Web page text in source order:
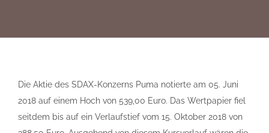
Die Aktie des SDAX-Konzerns Puma notierte am 05. Juni
2018 auf einem Hoch von 539,00 Euro. Das Wertpapier fiel
seitdem bis auf ein Verlaufstief vom 15. Oktober 2018 von